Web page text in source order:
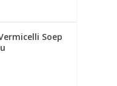
Soep